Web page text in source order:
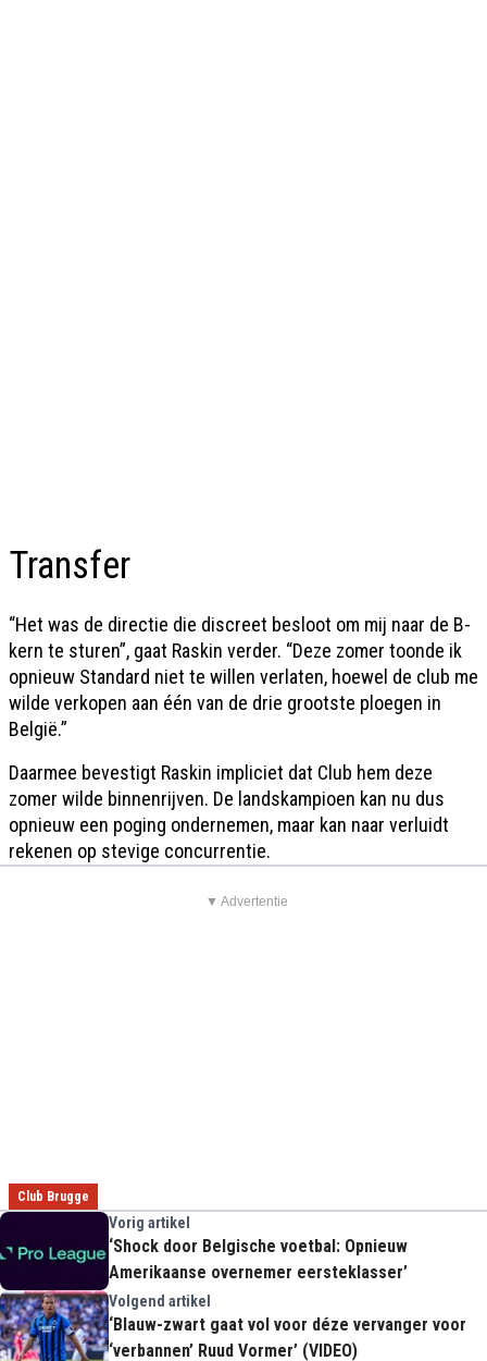
Transfer
“Het was de directie die discreet besloot om mij naar de B-
kern te sturen”, gaat Raskin verder. “Deze zomer toonde ik
opnieuw Standard niet te willen verlaten, hoewel de club me
wilde verkopen aan één van de drie grootste ploegen in
België.”
Daarmee bevestigt Raskin impliciet dat Club hem deze
zomer wilde binnenrijven. De landskampioen kan nu dus
opnieuw een poging ondernemen, maar kan naar verluidt
rekenen op stevige concurrentie.
▼ Advertentie
Club Brugge
Vorig artikel
‘Shock door Belgische voetbal: Opnieuw
Amerikaanse overnemer eersteklasser’
Volgend artikel
‘Blauw-zwart gaat vol voor déze vervanger voor
‘verbannen’ Ruud Vormer’ (VIDEO)